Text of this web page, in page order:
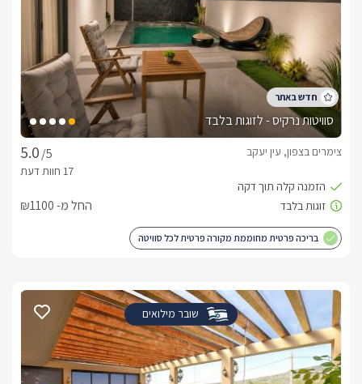
סוויטות נרקיס - לזוגות בלבד
/5
צימרים בצפון, עין יעקב
החל מ- ₪1100
בריכה פרטית מחוממת מקורה פרטית לכל סוויטה
שובר מילואים